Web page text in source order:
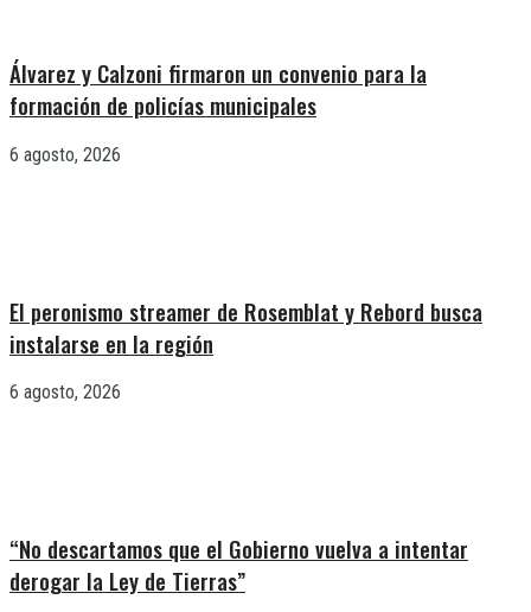
Álvarez y Calzoni firmaron un convenio para la
formación de policías municipales
6 agosto, 2026
El peronismo streamer de Rosemblat y Rebord busca
instalarse en la región
6 agosto, 2026
“No descartamos que el Gobierno vuelva a intentar
derogar la Ley de Tierras”